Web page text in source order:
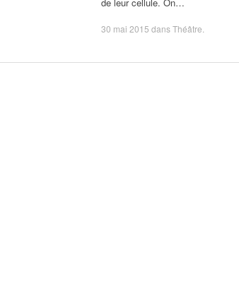
30 mai 2015 dansThéâtre